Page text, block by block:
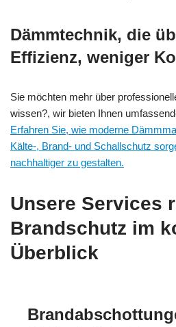
Dämmtechnik, die
Effizienz, weniger
Sie möchten mehr über
wissen?, wir bieten Ihnen
Erfahren Sie, wie moderne
Kälte-, Brand- und Schallschutz
nachhaltiger zu gestalten.
Unsere Services
Brandschutz im
Überblick